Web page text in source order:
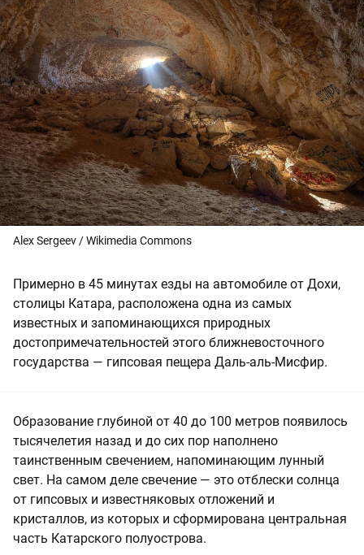
Alex Sergeev / Wikimedia Commons
Примерно в 45 минутах езды на автомобиле от Дохи,
столицы Катара, расположена одна из самых
известных и запоминающихся природных
достопримечательностей этого ближневосточного
государства — гипсовая пещера Даль-аль-Мисфир.
Образование глубиной от 40 до 100 метров появилось
тысячелетия назад и до сих пор наполнено
таинственным свечением, напоминающим лунный
свет. На самом деле свечение — это отблески солнца
от гипсовых и известняковых отложений и
кристаллов, из которых и сформирована центральная
часть Катарского полуострова.